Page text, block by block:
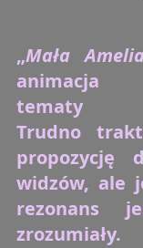
„Mała
animacja
tematy
Trudno
propozycję
widzów, ale
rezonans
zrozumiały.